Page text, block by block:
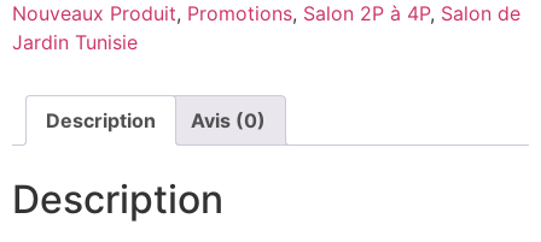
Nouveaux Produit, Promotions, Salon 2P à 4P, Salon de
Jardin Tunisie
Description Avis (0)
Description